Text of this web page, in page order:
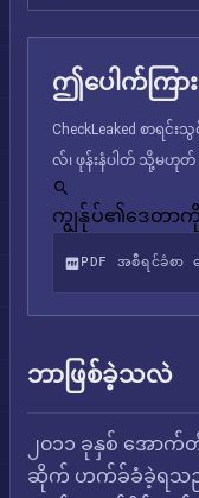
ဤပေါက်ကြာ
CheckLeaked စာရ
လ်၊ ဖုန်းနံပါတ် သို့မဟု
ကျွန်ုပ်၏ဒေတာ
PDF အစီရင်ခံစာ
ဘာဖြစ်ခဲ့သလဲ
၂၀၁၁ ခုနှစ် အောက်
ဆိုက် ဟက်ခ်ခံခဲ့ရသည်